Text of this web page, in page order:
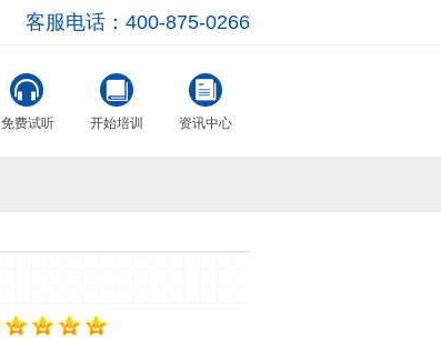
客服电话：400-875-0266
免费试听 开始培训 资讯中心